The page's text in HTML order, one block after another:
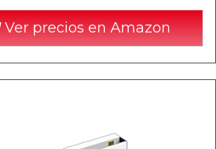
Ver precios en Amazon